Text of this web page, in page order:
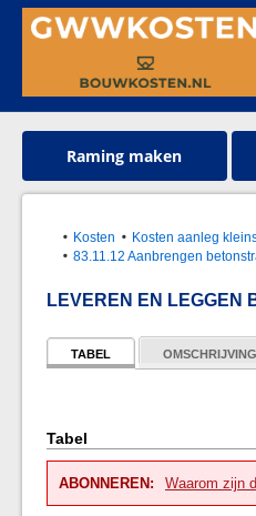
Raming maken
Kosten Kosten aanleg
83.11.12 Aanbrengen
LEVEREN EN LEGGEN
TABEL OMSCHRIJVING
Tabel
ABONNEREN: Waarom zijn